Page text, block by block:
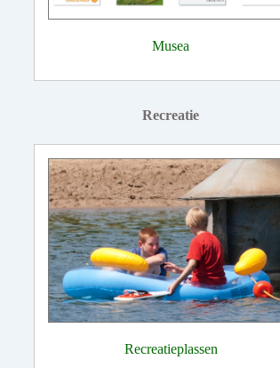
Musea
Recreatie
Recreatieplassen